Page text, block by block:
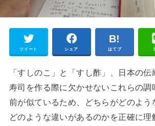
ツイート シェア はてブ
「すしのこ」と「すし酢」、日本の
寿司を作る際に欠かせないこれらの調
前が似ているため、どちらがどのよう
どのような違いがあるのかを正確に